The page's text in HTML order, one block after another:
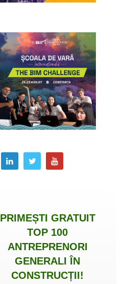
PRIMEȘTI GRATUIT
TOP 100
ANTREPRENORI
GENERALI ÎN
CONSTRUCȚII!